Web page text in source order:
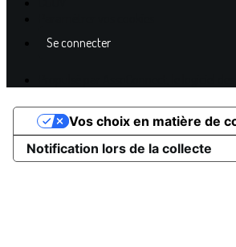
Se connecter
Notification lors de la collecte
Vos choix en matière de